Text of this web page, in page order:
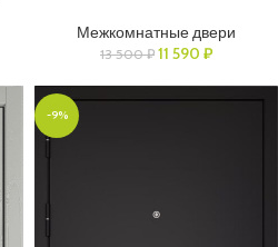
Межкомнатные двери
13 500₽ 11 590 ₽
-9%